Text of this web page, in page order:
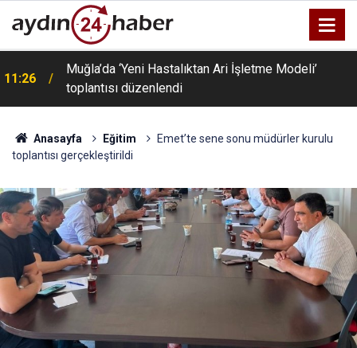
11:26
Muğla’da ‘Yeni Hastalıktan Ari İşletme Modeli’
toplantısı düzenlendi
Anasayfa Eğitim
Emet’te sene sonu müdürler kurulu
toplantısı gerçekleştirildi